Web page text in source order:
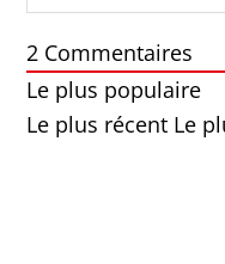
2 Commentaires
Le plus populaire
Le plus récent Le